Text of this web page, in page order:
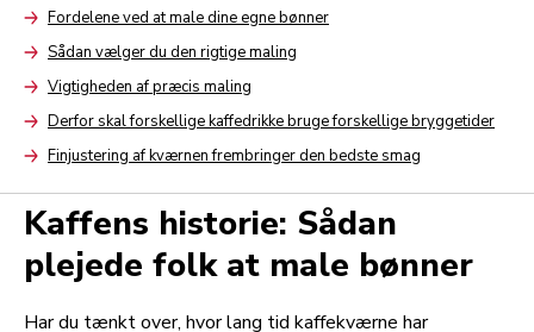
ArrowFordelene ved at male dine egne bønner
ArrowSådan vælger du den rigtige maling
ArrowVigtigheden af præcis maling
ArrowDerfor skal forskellige kaffedrikke bruge forskellige bryggetider
ArrowFinjustering af kværnen frembringer den bedste smag
Kaffens historie: Sådan
plejede folk at male bønner
Har du tænkt over, hvor lang tid kaffekværne har